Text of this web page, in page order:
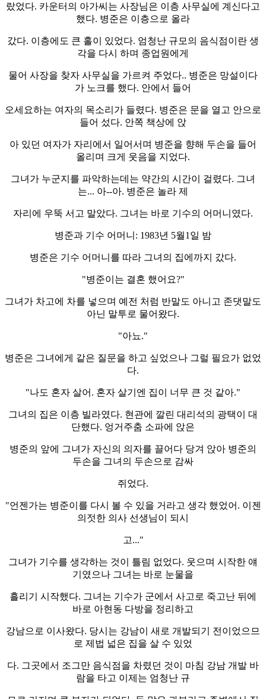
랐었다. 카운터의 아가씨는 사장님은 이층 사무실에 계신다고
했다. 병준은 이층으로 올라
갔다. 이층에도 큰 홀이 있었다. 엄청난 규모의 음식점이란 생
각을 다시 하며 종업원에게
물어 사장을 찾자 사무실을 가르켜 주었다.. 병준은 망설이다
가 노크를 했다. 안에서 들어
오세요하는 여자의 목소리가 들렸다. 병준은 문을 열고 안으로
들어 섰다. 안쪽 책상에 앉
아 있던 여자가 자리에서 일어서며 병준을 향해 두손을 들어
올리며 크게 웃음을 지었다.
그녀가 누군지를 파악하는데는 약간의 시간이 걸렸다. 그녀
는... 아--아. 병준은 놀라 제
자리에 우뚝 서고 말았다. 그녀는 바로 기수의 어머니였다.
병준과 기수 어머니: 1983년 5월1일 밤
병준은 기수 어머니를 따라 그녀의 집에까지 갔다.
"병준이는 결혼 했어요?"
그녀가 차고에 차를 넣으며 예전 처럼 반말도 아니고 존댓말도
아닌 말투로 물어왔다.
"아뇨."
병준은 그녀에게 같은 질문을 하고 싶었으나 그럴 필요가 없었
다.
"나도 혼자 살어. 혼자 살기엔 집이 너무 큰 것 같아."
그녀의 집은 이층 빌라였다. 현관에 깔린 대리석의 광택이 대
단했다. 엉거주춤 소파에 앉은
병준의 앞에 그녀가 자신의 의자를 끌어다 당겨 앉아 병준의
두손을 그녀의 두손으로 감싸
쥐었다.
"언젠가는 병준이를 다시 볼 수 있을 거라고 생각 했었어. 이젠
의젓한 의사 선생님이 되시
고..."
그녀가 기수를 생각하는 것이 틀림 없었다. 웃으며 시작한 얘
기였으나 그녀는 바로 눈물을
흘리기 시작했다. 그녀는 기수가 군에서 사고로 죽고난 뒤에
바로 아현동 다방을 정리하고
강남으로 이사왔다. 당시는 강남이 새로 개발되기 전이었으므
로 제법 넓은 집을 살 수 있었
다. 그곳에서 조그만 음식점을 차렸던 것이 마침 강남 개발 바
람을 타고 이제는 엄청난 규